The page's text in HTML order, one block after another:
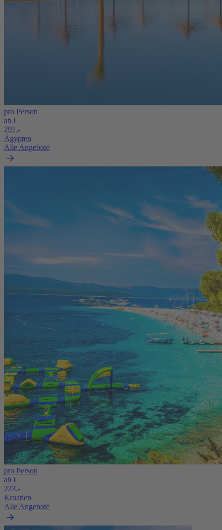
pro Person
ab €
291,-
Ägypten
Alle Angebote
pro Person
ab €
223,-
Kroatien
Alle Angebote